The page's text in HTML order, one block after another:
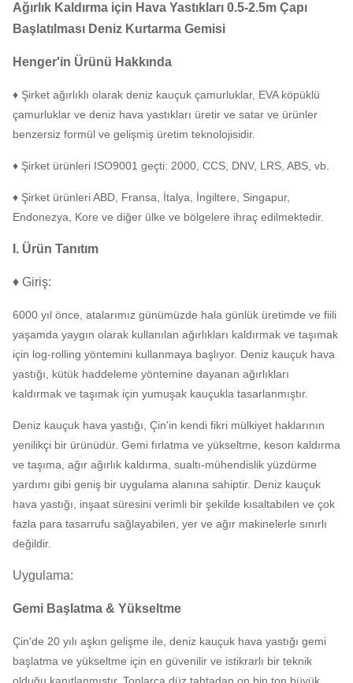
Ağırlık Kaldırma için Hava Yastıkları 0.5-2.5m Çapı
Başlatılması Deniz Kurtarma Gemisi
Henger'in Ürünü Hakkında
♦ Şirket ağırlıklı olarak deniz kauçuk çamurluklar, EVA köpüklü
çamurluklar ve deniz hava yastıkları üretir ve satar ve ürünler
benzersiz formül ve gelişmiş üretim teknolojisidir.
♦ Şirket ürünleri ISO9001 geçti: 2000, CCS, DNV, LRS, ABS, vb.
♦ Şirket ürünleri ABD, Fransa, İtalya, İngiltere, Singapur,
Endonezya, Kore ve diğer ülke ve bölgelere ihraç edilmektedir.
I. Ürün Tanıtım
♦ Giriş:
6000 yıl önce, atalarımız günümüzde hala günlük üretimde ve fiili
yaşamda yaygın olarak kullanılan ağırlıkları kaldırmak ve taşımak
için log-rolling yöntemini kullanmaya başlıyor. Deniz kauçuk hava
yastığı, kütük haddeleme yöntemine dayanan ağırlıkları
kaldırmak ve taşımak için yumuşak kauçukla tasarlanmıştır.
Deniz kauçuk hava yastığı, Çin'in kendi fikri mülkiyet haklarının
yenilikçi bir ürünüdür. Gemi fırlatma ve yükseltme, keson kaldırma
ve taşıma, ağır ağırlık kaldırma, sualtı-mühendislik yüzdürme
yardımı gibi geniş bir uygulama alanına sahiptir. Deniz kauçuk
hava yastığı, inşaat süresini verimli bir şekilde kısaltabilen ve çok
fazla para tasarrufu sağlayabilen, yer ve ağır makinelerle sınırlı
değildir.
Uygulama:
Gemi Başlatma & Yükseltme
Çin'de 20 yılı aşkın gelişme ile, deniz kauçuk hava yastığı gemi
başlatma ve yükseltme için en güvenilir ve istikrarlı bir teknik